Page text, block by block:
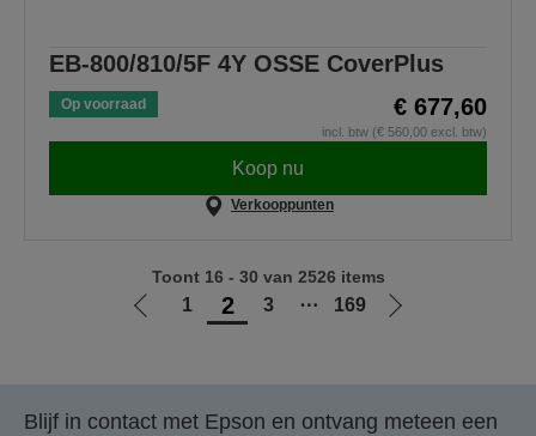
EB-800/810/5F 4Y OSSE CoverPlus
Op voorraad € 677,60
incl. btw (€ 560,00 excl. btw)
Koop nu
Verkooppunten
Ga
1 2 3 ⋯ 169
Ga
pagina
Toont 16 - 30 van 2526 items
Blijf in contact met Epson en ontvang meteen een